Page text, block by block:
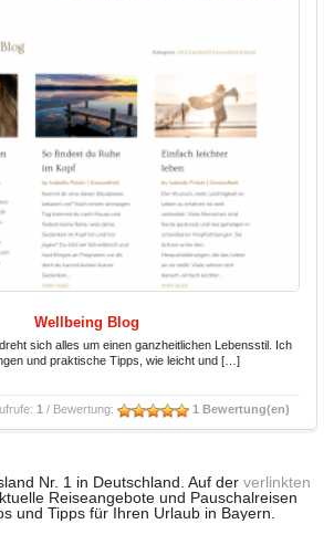
Wellbeing Blog
sich alles um einen ganzheitlichen Lebensstil. Ich
und praktische Tipps, wie leicht und […]
1 / Bewertung: 1 Bewertung(en)
Nr. 1 in Deutschland. Auf der verlinkten
Reiseangebote und Pauschalreisen
und Tipps für Ihren Urlaub in Bayern.